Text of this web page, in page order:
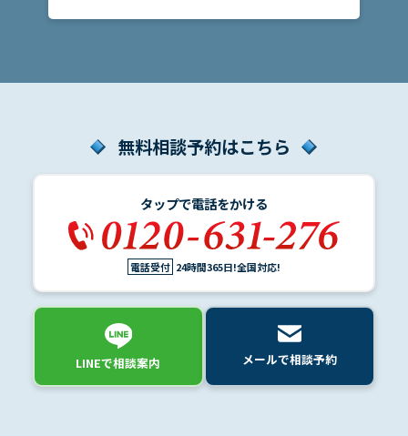
無料相談予約はこちら
タップで電話をかける
電話受付 24時間365日!全国対応!
LINEで相談案内 メールで相談予約